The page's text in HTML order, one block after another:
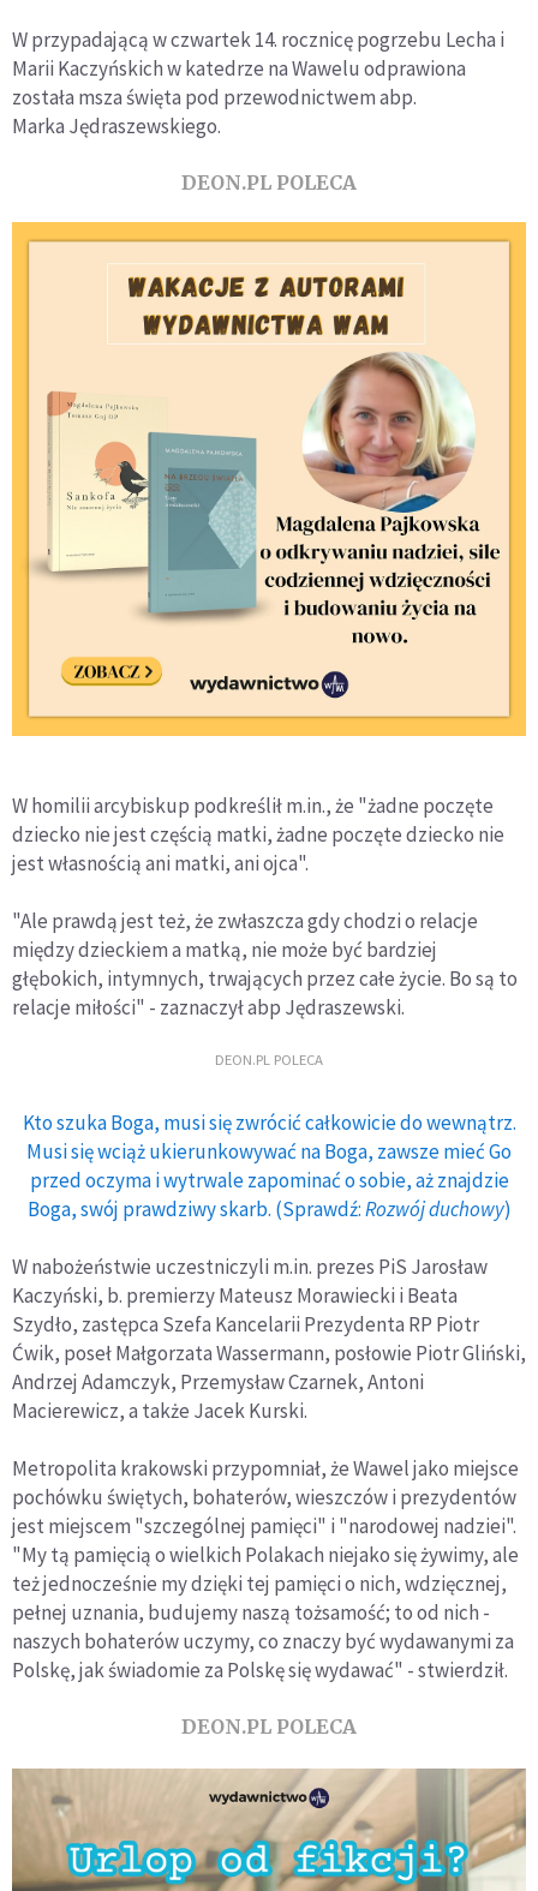
W przypadającą w czwartek 14. rocznicę pogrzebu Lecha i
Marii Kaczyńskich w katedrze na Wawelu odprawiona
została msza święta pod przewodnictwem abp.
Marka Jędraszewskiego.
DEON.PL POLECA
W homilii arcybiskup podkreślił m.in., że "żadne poczęte
dziecko nie jest częścią matki, żadne poczęte dziecko nie
jest własnością ani matki, ani ojca".
"Ale prawdą jest też, że zwłaszcza gdy chodzi o relacje
między dzieckiem a matką, nie może być bardziej
głębokich, intymnych, trwających przez całe życie. Bo są to
relacje miłości" - zaznaczył abp Jędraszewski.
DEON.PL POLECA
Kto szuka Boga, musi się zwrócić całkowicie do wewnątrz.
Musi się wciąż ukierunkowywać na Boga, zawsze mieć Go
przed oczyma i wytrwale zapominać o sobie, aż znajdzie
Boga, swój prawdziwy skarb. (Sprawdź:Rozwój duchowy)
W nabożeństwie uczestniczyli m.in. prezes PiS Jarosław
Kaczyński, b. premierzy Mateusz Morawiecki i Beata
Szydło, zastępca Szefa Kancelarii Prezydenta RP Piotr
Ćwik, poseł Małgorzata Wassermann, posłowie Piotr Gliński,
Andrzej Adamczyk, Przemysław Czarnek, Antoni
Macierewicz, a także Jacek Kurski.
Metropolita krakowski przypomniał, że Wawel jako miejsce
pochówku świętych, bohaterów, wieszczów i prezydentów
jest miejscem "szczególnej pamięci" i "narodowej nadziei".
"My tą pamięcią o wielkich Polakach niejako się żywimy, ale
też jednocześnie my dzięki tej pamięci o nich, wdzięcznej,
pełnej uznania, budujemy naszą tożsamość; to od nich -
naszych bohaterów uczymy, co znaczy być wydawanymi za
Polskę, jak świadomie za Polskę się wydawać" - stwierdził.
DEON.PL POLECA